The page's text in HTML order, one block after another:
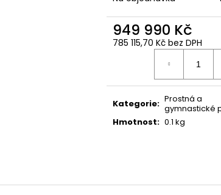
949 990 Kč
785 115,70 Kč bez DPH
Kategorie: Prostná a
gymnastické
Hmotnost: 0.1 kg